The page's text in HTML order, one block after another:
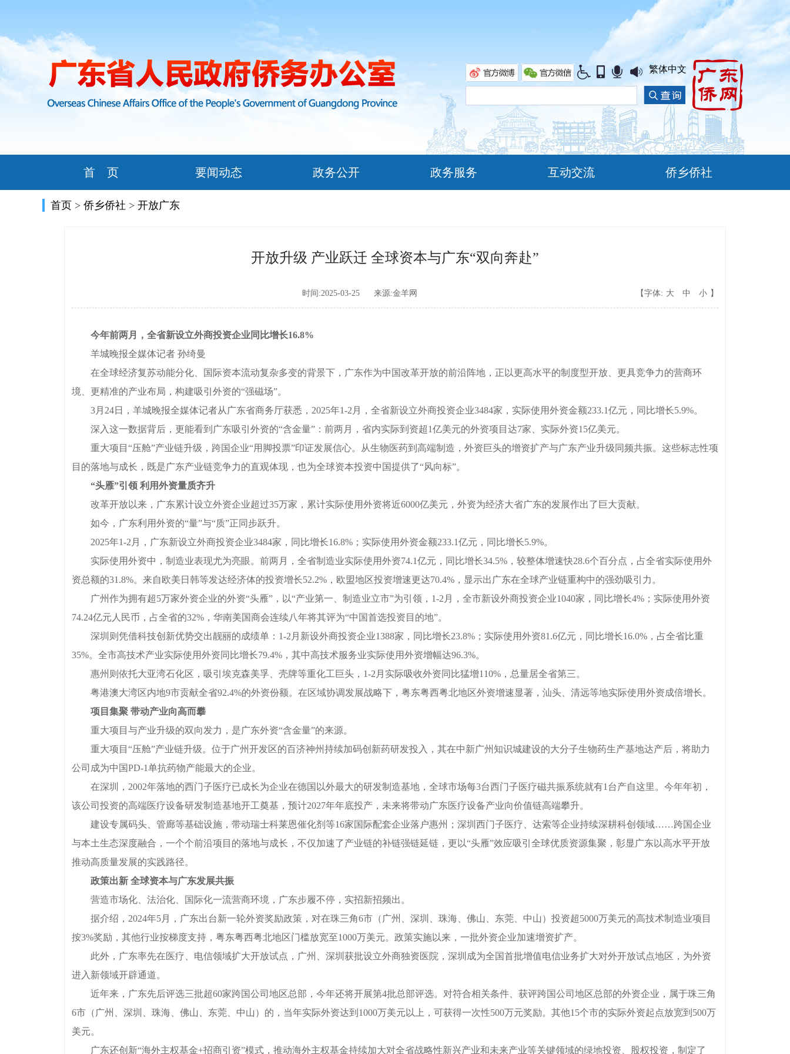
繁体中文
首 页 要闻动态 政务公开 政务服务 互动交流 侨乡侨社
首页 > 侨乡侨社 > 开放广东
开放升级 产业跃迁 全球资本与广东“双向奔赴”
时间:2025-03-25 来源:金羊网 【字体: 大 中 小 】
今年前两月，全省新设立外商投资企业同比增长16.8%
羊城晚报全媒体记者 孙绮曼
在全球经济复苏动能分化、国际资本流动复杂多变的背景下，广东作为中国改革开放的前沿阵地，正以更高水平的制度型开放、更具竞争力的营商环
境、更精准的产业布局，构建吸引外资的“强磁场”。
3月24日，羊城晚报全媒体记者从广东省商务厅获悉，2025年1-2月，全省新设立外商投资企业3484家，实际使用外资金额233.1亿元，同比增长5.9%。
深入这一数据背后，更能看到广东吸引外资的“含金量”：前两月，省内实际到资超1亿美元的外资项目达7家、实际外资15亿美元。
重大项目“压舱”产业链升级，跨国企业“用脚投票”印证发展信心。从生物医药到高端制造，外资巨头的增资扩产与广东产业升级同频共振。这些标志性项
目的落地与成长，既是广东产业链竞争力的直观体现，也为全球资本投资中国提供了“风向标”。
“头雁”引领 利用外资量质齐升
改革开放以来，广东累计设立外资企业超过35万家，累计实际使用外资将近6000亿美元，外资为经济大省广东的发展作出了巨大贡献。
如今，广东利用外资的“量”与“质”正同步跃升。
2025年1-2月，广东新设立外商投资企业3484家，同比增长16.8%；实际使用外资金额233.1亿元，同比增长5.9%。
实际使用外资中，制造业表现尤为亮眼。前两月，全省制造业实际使用外资74.1亿元，同比增长34.5%，较整体增速快28.6个百分点，占全省实际使用外
资总额的31.8%。来自欧美日韩等发达经济体的投资增长52.2%，欧盟地区投资增速更达70.4%，显示出广东在全球产业链重构中的强劲吸引力。
广州作为拥有超5万家外资企业的外资“头雁”，以“产业第一、制造业立市”为引领，1-2月，全市新设外商投资企业1040家，同比增长4%；实际使用外资
74.24亿元人民币，占全省的32%，华南美国商会连续八年将其评为“中国首选投资目的地”。
深圳则凭借科技创新优势交出靓丽的成绩单：1-2月新设外商投资企业1388家，同比增长23.8%；实际使用外资81.6亿元，同比增长16.0%，占全省比重
35%。全市高技术产业实际使用外资同比增长79.4%，其中高技术服务业实际使用外资增幅达96.3%。
惠州则依托大亚湾石化区，吸引埃克森美孚、壳牌等重化工巨头，1-2月实际吸收外资同比猛增110%，总量居全省第三。
粤港澳大湾区内地9市贡献全省92.4%的外资份额。在区域协调发展战略下，粤东粤西粤北地区外资增速显著，汕头、清远等地实际使用外资成倍增长。
项目集聚 带动产业向高而攀
重大项目与产业升级的双向发力，是广东外资“含金量”的来源。
重大项目“压舱”产业链升级。位于广州开发区的百济神州持续加码创新药研发投入，其在中新广州知识城建设的大分子生物药生产基地达产后，将助力
公司成为中国PD-1单抗药物产能最大的企业。
在深圳，2002年落地的西门子医疗已成长为企业在德国以外最大的研发制造基地，全球市场每3台西门子医疗磁共振系统就有1台产自这里。今年年初，
该公司投资的高端医疗设备研发制造基地开工奠基，预计2027年年底投产，未来将带动广东医疗设备产业向价值链高端攀升。
建设专属码头、管廊等基础设施，带动瑞士科莱恩催化剂等16家国际配套企业落户惠州；深圳西门子医疗、达索等企业持续深耕科创领域……跨国企业
与本土生态深度融合，一个个前沿项目的落地与成长，不仅加速了产业链的补链强链延链，更以“头雁”效应吸引全球优质资源集聚，彰显广东以高水平开放
推动高质量发展的实践路径。
政策出新 全球资本与广东发展共振
营造市场化、法治化、国际化一流营商环境，广东步履不停，实招新招频出。
据介绍，2024年5月，广东出台新一轮外资奖励政策，对在珠三角6市（广州、深圳、珠海、佛山、东莞、中山）投资超5000万美元的高技术制造业项目
按3%奖励，其他行业按梯度支持，粤东粤西粤北地区门槛放宽至1000万美元。政策实施以来，一批外资企业加速增资扩产。
此外，广东率先在医疗、电信领域扩大开放试点，广州、深圳获批设立外商独资医院，深圳成为全国首批增值电信业务扩大对外开放试点地区，为外资
进入新领域开辟通道。
近年来，广东先后评选三批超60家跨国公司地区总部，今年还将开展第4批总部评选。对符合相关条件、获评跨国公司地区总部的外资企业，属于珠三角
6市（广州、深圳、珠海、佛山、东莞、中山）的，当年实际外资达到1000万美元以上，可获得一次性500万元奖励。其他15个市的实际外资起点放宽到500万
美元。
广东还创新“海外主权基金+招商引资”模式，推动海外主权基金持续加大对全省战略性新兴产业和未来产业等关键领域的绿地投资、股权投资，制定了